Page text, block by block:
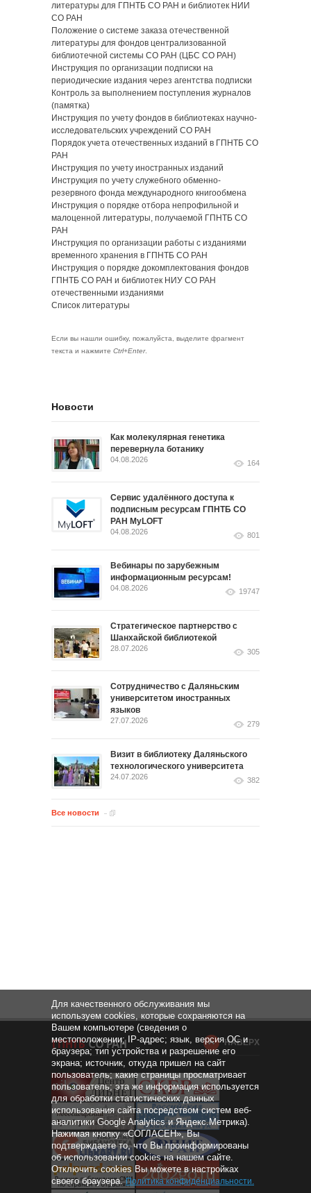
литературы для ГПНТБ СО РАН и библиотек НИИ
СО РАН
Положение о системе заказа отечественной
литературы для фондов централизованной
библиотечной системы СО РАН (ЦБС СО РАН)
Инструкция по организации подписки на
периодические издания через агентства подписки
Контроль за выполнением поступления журналов
(памятка)
Инструкция по учету фондов в библиотеках научно-
исследовательских учреждений СО РАН
Порядок учета отечественных изданий в ГПНТБ СО
РАН
Инструкция по учету иностранных изданий
Инструкция по учету служебного обменно-
резервного фонда международного книгообмена
Инструкция о порядке отбора непрофильной и
малоценной литературы, получаемой ГПНТБ СО
РАН
Инструкция по организации работы с изданиями
временного хранения в ГПНТБ СО РАН
Инструкция о порядке докомплектования фондов
ГПНТБ СО РАН и библиотек НИУ СО РАН
отечественными изданиями
Список литературы
Если вы нашли ошибку, пожалуйста, выделите фрагмент
текста и нажмите Ctrl+Enter.
Новости
Как молекулярная генетика
перевернула ботанику
04.08.2026 164
Сервис удалённого доступа к
подписным ресурсам ГПНТБ СО
РАН MyLOFT
04.08.2026 801
Вебинары по зарубежным
информационным ресурсам!
04.08.2026 19747
Стратегическое партнерство с
Шанхайской библиотекой
28.07.2026 305
Сотрудничество с Даляньским
университетом иностранных
языков
27.07.2026 279
Визит в библиотеку Даляньского
технологического университета
24.07.2026 382
Все новости
НАВЕРХ
Для качественного обслуживания мы
используем cookies, которые сохраняются на
Вашем компьютере (сведения о
местоположении; IP-адрес; язык, версия ОС и
браузера; тип устройства и разрешение его
экрана; источник, откуда пришел на сайт
пользователь; какие страницы просматривает
пользователь; эта же информация используется
для обработки статистических данных
использования сайта посредством систем веб-
аналитики Google Analytics и Яндекс.Метрика).
Нажимая кнопку «СОГЛАСЕН», Вы
подтверждаете то, что Вы проинформированы
об использовании cookies на нашем сайте.
Отключить cookies Вы можете в настройках
своего браузера.Политика конфиденциальности.